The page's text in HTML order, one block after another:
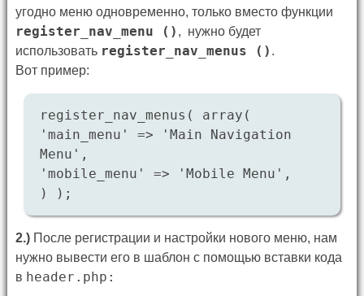
угодно меню одновременно, только вместо функции
register_nav_menu () , нужно будет
использовать register_nav_menus () .
Вот пример:
register_nav_menus( array(
'main_menu' => 'Main Navigation
Menu',
'mobile_menu' => 'Mobile Menu',
) );
2.)После регистрации и настройки нового меню, нам
нужно вывести его в шаблон с помощью вставки кода
в header.php: